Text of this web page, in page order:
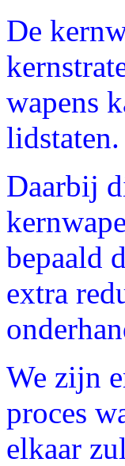
De
wapens
lidstaten.
Daarbij
bepaald
extra
We zijn
proces
elkaar